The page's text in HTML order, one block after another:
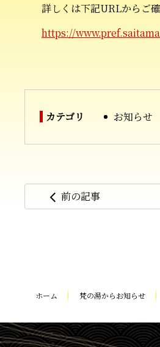
詳しくは下記URLからご
https://
カテゴリ お知らせ
arrow_back_ios 前の記事
先
る
ホーム 梵の湯からお知らせ